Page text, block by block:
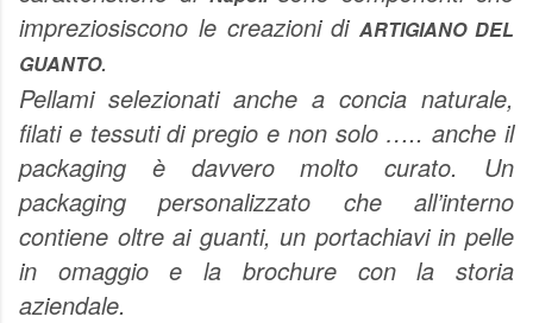
impreziosiscono le creazioni diARTIGIANO DEL
GUANTO.
Pellami selezionati anche a concia naturale,
filati e tessuti di pregio e non solo ….. anche il
packaging è davvero molto curato. Un
packaging personalizzato che all’interno
contiene oltre ai guanti, un portachiavi in pelle
in omaggio e la brochure con la storia
aziendale.